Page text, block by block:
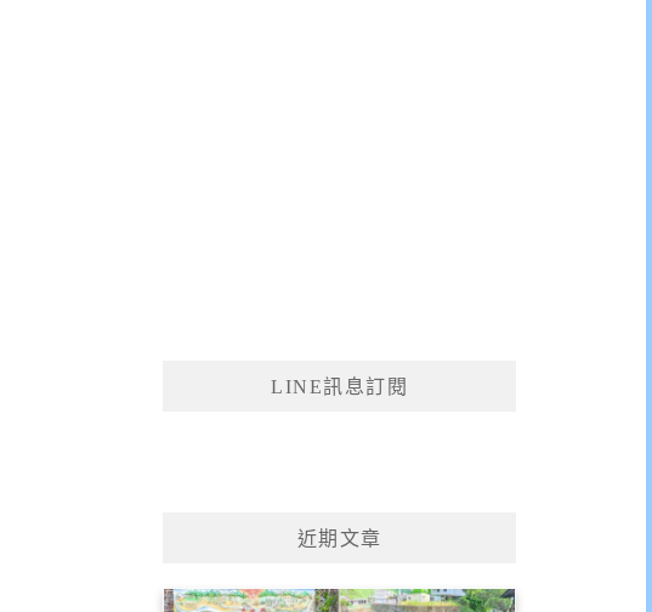
LINE訊息訂閱
近期文章